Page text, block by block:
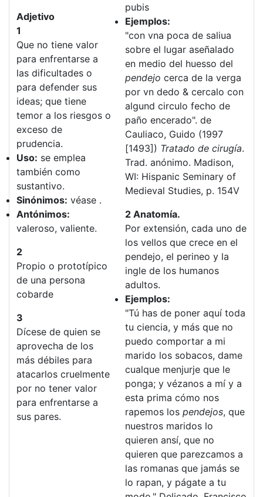
Adjetivo
1
Que no tiene valor
para enfrentarse a
las dificultades o
para defender sus
ideas; que tiene
temor a los riesgos o
exceso de
prudencia.
Uso: se emplea
también como
sustantivo.
Sinónimos: véase .
Antónimos:
valeroso, valiente.
2
Propio o prototípico
de una persona
cobarde
3
Dícese de quien se
aprovecha de los
más débiles para
atacarlos cruelmente
por no tener valor
para enfrentarse a
sus pares.
pubis
Ejemplos:
"con vna poca de saliua
sobre el lugar aseñalado
en medio del huesso del
pendejo cerca de la verga
por vn dedo & cercalo con
algund circulo fecho de
paño encerado". de
Cauliaco, Guido (1997
[1493]) Tratado de cirugía.
Trad. anónimo. Madison,
WI: Hispanic Seminary of
Medieval Studies, p. 154V
2 Anatomía.
Por extensión, cada uno de
los vellos que crece en el
pendejo, el perineo y la
ingle de los humanos
adultos.
Ejemplos:
"Tú has de poner aquí toda
tu ciencia, y más que no
puedo comportar a mi
marido los sobacos, dame
cualque menjurje que le
ponga; y vézanos a mí y a
esta prima cómo nos
rapemos los pendejos, que
nuestros maridos lo
quieren ansí, que no
quieren que parezcamos a
las romanas que jamás se
lo rapan, y págate a tu